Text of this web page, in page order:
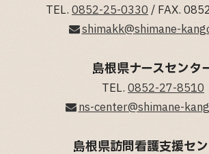
TEL. 0852-25-0330 / FAX.
shimakk@shimane-
島根県ナースセンタ
TEL. 0852-27-8510
ns-center@shimane-
島根県訪問看護支援セ